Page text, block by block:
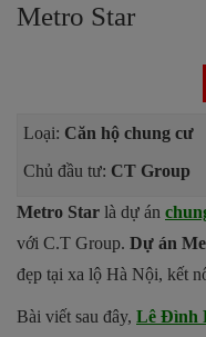
Metro Star
Loại: Căn hộ chung cư
Chủ đầu tư: CT Group
Metro Star là dự án
với C.T Group. Dự án
đẹp tại xa lộ Hà Nội, kết
Bài viết sau đây, Lê Đình